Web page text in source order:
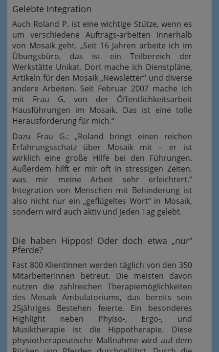
Gelebte Integration
Auch Roland P. ist eine wichtige Stütze, wenn es
um verschiedene Auftrags-arbeiten innerhalb
von Mosaik geht. „Seit 16 Jahren arbeite ich im
Übungsbüro, das ist ein Teilbereich der
Werkstätte Unikat. Dort mache ich Dienstpläne,
Artikeln für den Mosaik „Newsletter“ und diverse
andere Arbeiten. Seit Februar 2007 mache ich
mit Frau G. von der Öffentlichkeitsarbeit
Hausführungen im Mosaik. Das ist eine tolle
Herausforderung für mich.“
Dazu Frau G.: „Roland bringt einen reichen
Erfahrungsschatz über Mosaik mit – er ist
wirklich eine große Hilfe bei den Führungen.
Außerdem hilft er mir oft in stressigen Zeiten,
was mir meine Arbeit sehr erleichtert.“
Integration von Menschen mit Behinderung ist
also nicht nur ein „geflügeltes Wort“ in Mosaik,
sondern wird auch aktiv und jeden Tag gelebt.
Die haben Hippos! Oder doch etwa „nur“
Pferde?
Fast 800 KlientInnen werden täglich von den 350
MitarbeiterInnen betreut. Die meisten davon
nutzen die zahlreichen Therapiemöglichkeiten
des Mosaik Ambulatoriums, das bereits sein
25jähriges Bestehen feierte. Ein besonderes
Highlight neben Phyiso-, Ergo-, und
Musiktherapie ist die Hippotherapie. Diese
physiotherapeutische Maßnahme wird auf dem